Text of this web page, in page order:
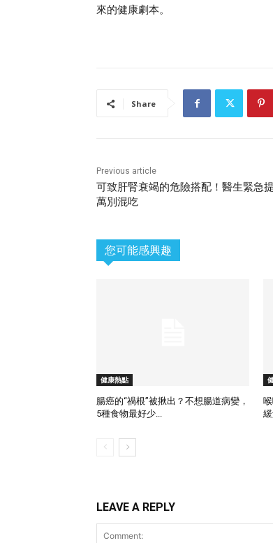
來的健康劇本。
Share
Previous article
可致肝腎衰竭的危險搭配！醫生緊急
萬別混吃
您可能感興趣
健康熱點
腸癌的“禍根”被揪出？不想腸道病變，
5種食物最好少...
LEAVE A REPLY